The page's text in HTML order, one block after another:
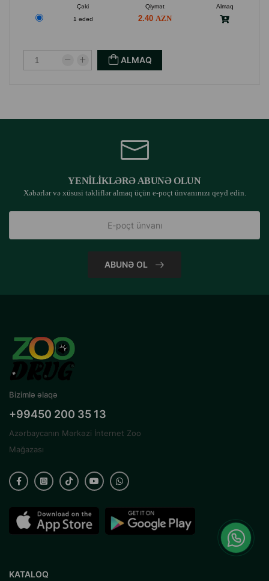
Çəki Qiymət
Almaq
1 ədəd
2.40
ALMAQ
YENILIKLƏRƏ ABUNƏ OLUN
Xəbərlər və xüsusi təkliflər almaq üçün e-poçt ünvanınızı qeyd edin.
ABUNƏ OL
Bizimlə əlaqə
+99450 200 35 13
Azərbaycanın Mərkəzi İnternet Zoo
Mağazası
KATALOQ